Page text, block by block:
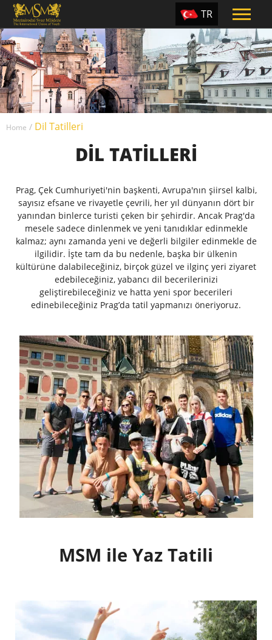
EN
ES
TR
PT
UA
Home / Dil Tatilleri
DIL TATILLERI
Prag, Çek Cumhuriyeti'nin başkenti, Avrupa'nın şiirsel kalbi,
sayısız efsane ve rivayetle çevrili, her yıl dünyanın dört bir
yanından binlerce turisti çeken bir şehirdir. Ancak Prag'da
mesele sadece dinlenmek ve yeni tanıdıklar edinmekle
kalmaz; aynı zamanda yeni ve değerli bilgiler edinmekle de
ilgilidir. İşte tam da bu nedenle, başka bir ülkenin
kültürüne dalabileceğiniz, birçok güzel ve ilginç yeri ziyaret
edebileceğiniz, yabancı dil becerilerinizi
geliştirebileceğiniz ve hatta yeni spor becerileri
edinebileceğiniz Prag’da tatil yapmanızı öneriyoruz.
MSM ile Yaz Tatili